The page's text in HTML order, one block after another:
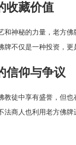
收藏价值
和神秘的力量，老方
牌不仅是一种投资，更
信仰与争议
教徒中享有盛誉，但
法商人也利用老方佛